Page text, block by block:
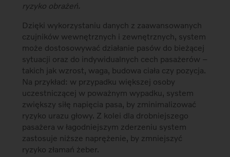
ryzyko obrażeń.
Dzięki wykorzystaniu danych z zaawansowanych
czujników wewnętrznych i zewnętrznych, system
może dostosowywać działanie pasów do bieżącej
sytuacji oraz do indywidualnych cech pasażerów –
takich jak wzrost, waga, budowa ciała czy pozycja.
Na przykład: w przypadku większej osoby
uczestniczącej w poważnym wypadku, system
zwiększy siłę napięcia pasa, by zminimalizować
ryzyko urazu głowy. Z kolei dla drobniejszego
pasażera w łagodniejszym zderzeniu system
zastosuje niższe naprężenie, by zmniejszyć
ryzyko złamań żeber.